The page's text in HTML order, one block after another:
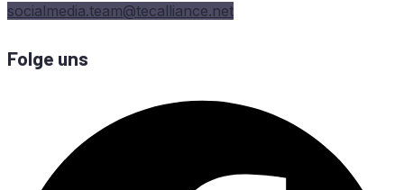
socialmedia.team@tecalliance.net
Folge uns